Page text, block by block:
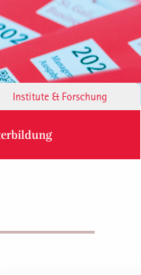
Institute & Forschung